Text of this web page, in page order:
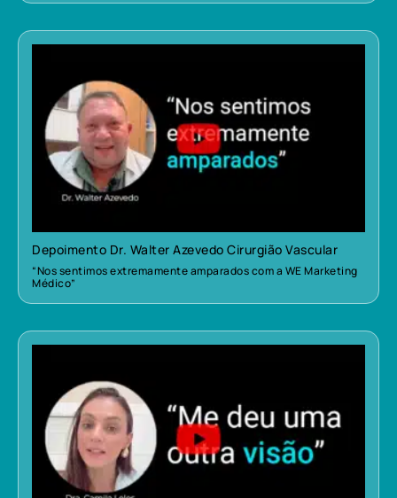
Depoimento Dr. Walter Azevedo Cirurgião Vascular
“Nos sentimos extremamente amparados com a WE Marketing
Médico”